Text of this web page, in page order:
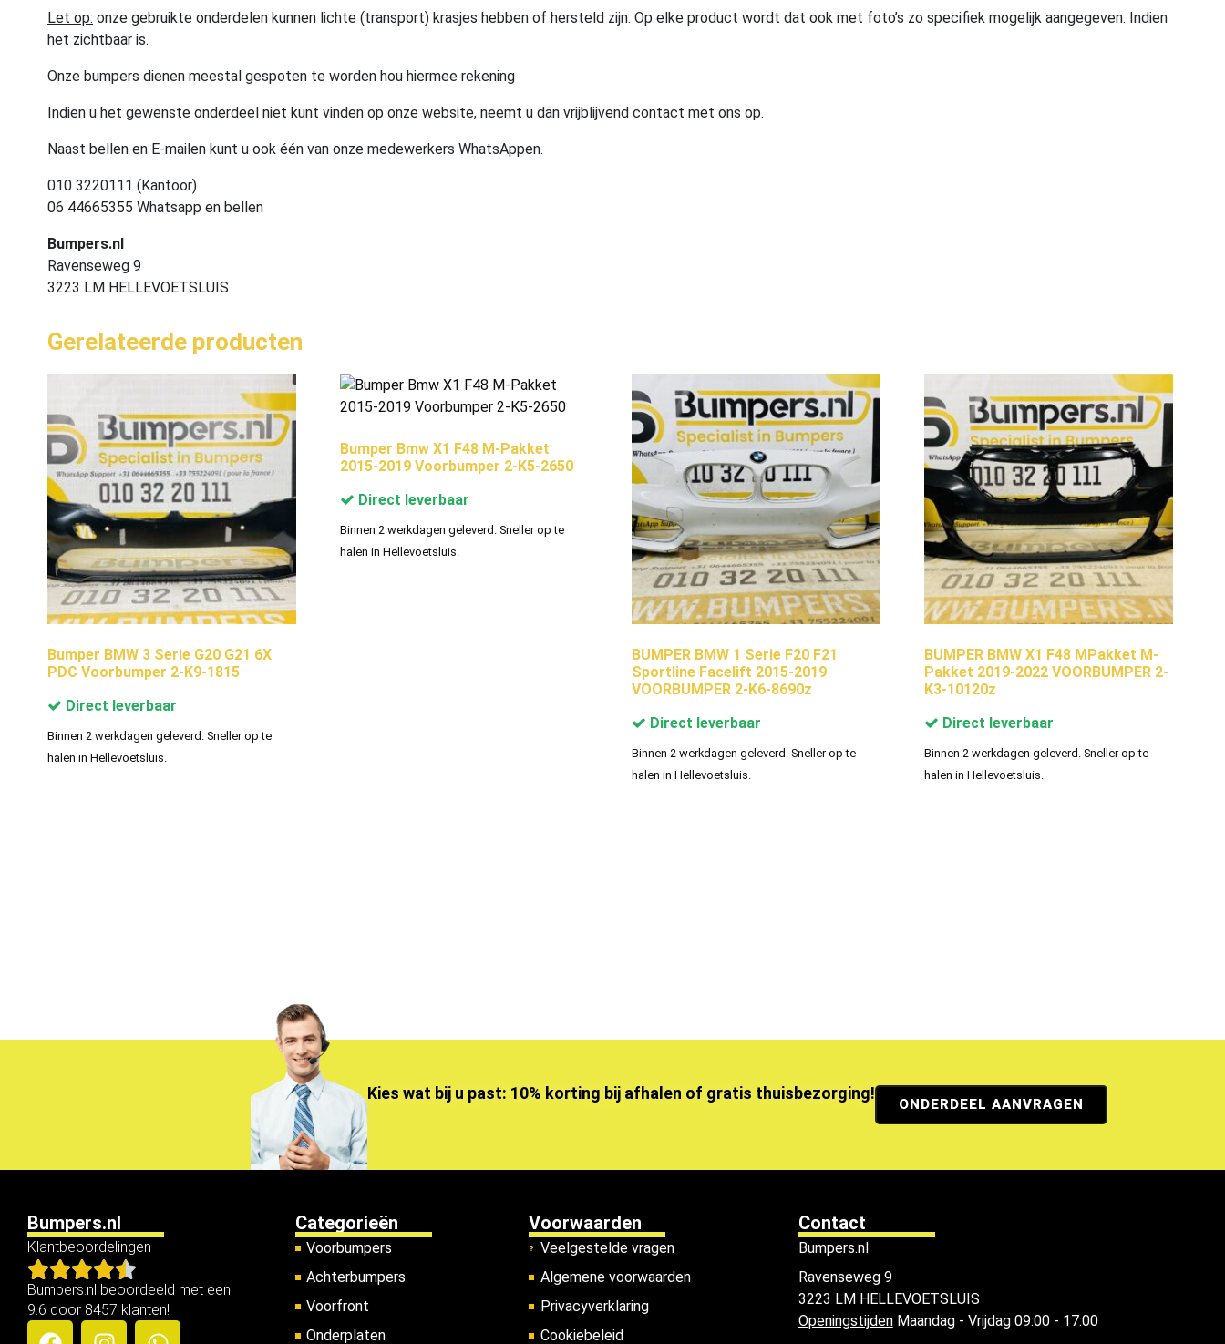
Let op: onze gebruikte onderdelen kunnen lichte (transport) krasjes hebben of hersteld zijn. Op elke product wordt dat ook met foto’s zo specifiek mogelijk aangegeven. Indien
het zichtbaar is.
Onze bumpers dienen meestal gespoten te worden hou hiermee rekening
Indien u het gewenste onderdeel niet kunt vinden op onze website, neemt u dan vrijblijvend contact met ons op.
Naast bellen en E-mailen kunt u ook één van onze medewerkers WhatsAppen.
010 3220111 (Kantoor)
06 44665355 Whatsapp en bellen
Bumpers.nl
Ravenseweg 9
3223 LM HELLEVOETSLUIS
Gerelateerde producten
Bumper BMW 3 Serie G20 G21 6X
PDC Voorbumper 2-K9-1815
Direct leverbaar
Binnen 2 werkdagen geleverd. Sneller op te
halen in Hellevoetsluis.
Bumper Bmw X1 F48 M-Pakket
2015-2019 Voorbumper 2-K5-2650
Direct leverbaar
Binnen 2 werkdagen geleverd. Sneller op te
halen in Hellevoetsluis.
BUMPER BMW 1 Serie F20 F21
Sportline Facelift 2015-2019
VOORBUMPER 2-K6-8690z
Direct leverbaar
Binnen 2 werkdagen geleverd. Sneller op te
halen in Hellevoetsluis.
BUMPER BMW X1 F48 MPakket M-
Pakket 2019-2022 VOORBUMPER 2-
K3-10120z
Direct leverbaar
Binnen 2 werkdagen geleverd. Sneller op te
halen in Hellevoetsluis.
Kies wat bij u past: 10% korting bij afhalen of gratis thuisbezorging!
ONDERDEEL AANVRAGEN
Bumpers.nl
Klantbeoordelingen
Bumpers.nl beoordeeld met een
9.6 door 8457 klanten!
Categorieën
Voorbumpers
Achterbumpers
Voorfront
Onderplaten
Voorwaarden
Veelgestelde vragen
Algemene voorwaarden
Privacyverklaring
Cookiebeleid
Contact
Bumpers.nl
Ravenseweg 9
3223 LM HELLEVOETSLUIS
OpeningstijdenMaandag - Vrijdag 09:00 - 17:00